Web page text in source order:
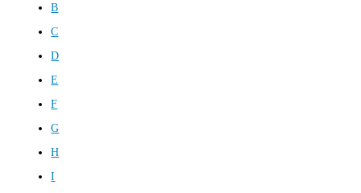
B
C
D
E
F
G
H
I